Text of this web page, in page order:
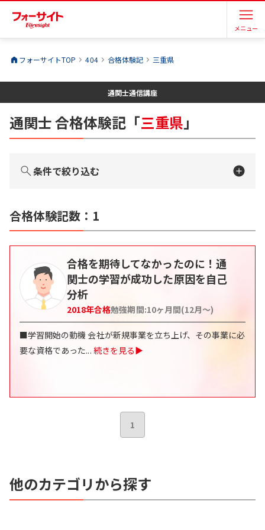
メニュー
フォーサイトTOP 404 合格体験記 三重県
通関士通信講座
通関士合格体験記 「三重県」
条件で絞り込む
合格体験記数： 1
合格を期待してなかったのに！通
関士の学習が成功した原因を自己
分析
2018年合格勉強期間:10ヶ月間(12月〜)
■学習開始の動機 会社が新規事業を立ち上げ、その事業に必
要な資格であった... 続きを見る▶
1
他のカテゴリから探す